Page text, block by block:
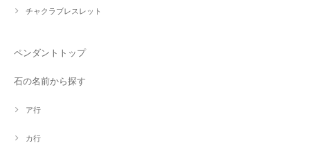
チャクラブレスレット
ペンダントトップ
石の名前から探す
ア行
カ行